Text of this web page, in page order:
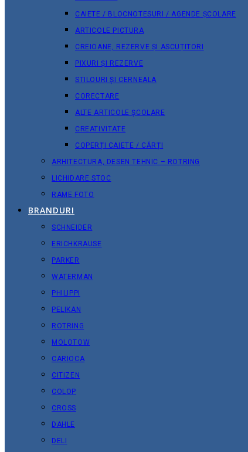
CAIETE / BLOCNOTESURI / AGENDE ȘCOLARE
ARTICOLE PICTURA
CREIOANE, REZERVE ȘI ASCUȚITORI
PIXURI ȘI REZERVE
STILOURI ȘI CERNEALA
CORECTARE
ALTE ARTICOLE ȘCOLARE
CREATIVITATE
COPERȚI CAIETE / CĂRȚI
ARHITECTURA, DESEN TEHNIC – ROTRING
LICHIDARE STOC
RAME FOTO
BRANDURI
SCHNEIDER
ERICHKRAUSE
PARKER
WATERMAN
PHILIPPI
PELIKAN
ROTRING
MOLOTOW
CARIOCA
CITIZEN
COLOP
CROSS
DAHLE
DELI